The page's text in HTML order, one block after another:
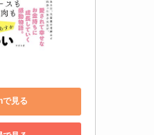
見る